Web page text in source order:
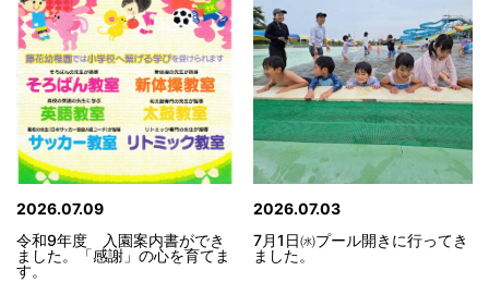
2026.07.09
令和9年度 入園案内書ができ
ました。「感謝」の心を育てま
す。
2026.07.03
7月1日㈬プール開きに行ってき
ました。